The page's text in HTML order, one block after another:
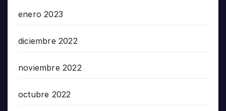
enero 2023
diciembre 2022
noviembre 2022
octubre 2022